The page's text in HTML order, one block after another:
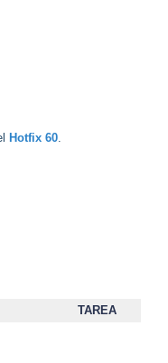
Hotfix 60.
TAREA